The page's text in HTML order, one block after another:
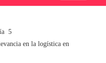
en la logística en